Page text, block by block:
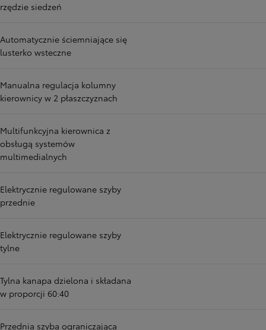
rzędzie siedzeń
Automatycznie ściemniające się
lusterko wsteczne
Manualna regulacja kolumny
kierownicy w 2 płaszczyznach
Multifunkcyjna kierownica z
obsługą systemów
multimedialnych
Elektrycznie regulowane szyby
przednie
Elektrycznie regulowane szyby
tylne
Tylna kanapa dzielona i składana
w proporcji 60:40
Przednia szyba ograniczająca